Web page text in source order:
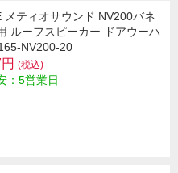
メティオサウンド NV200バネ
ルーフスピーカー ドアウーハ
NV200-20
(税込)
：5営業日